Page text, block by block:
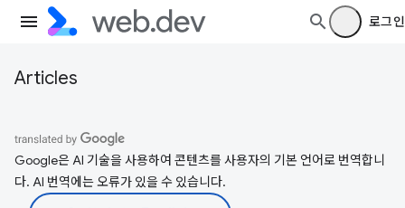
로그인
Articles
Google은 AI 기술을 사용하여 콘텐츠를 사용자의 기본 언어로 번역합니
다. AI 번역에는 오류가 있을 수 있습니다.